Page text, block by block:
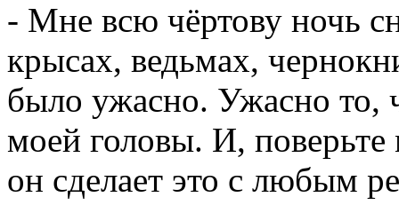
- Мне всю чёртову ночь
крысах, ведьмах,
было ужасно. Ужасно то,
моей головы. И, поверьте
он сделает это с любым